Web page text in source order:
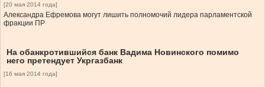
[20 мая 2014 года]
Александра Ефремова могут лишить полномочий лидера парламентской
фракции ПР
На обанкротившийся банк Вадима Новинского помимо
него претендует Укргазбанк
[16 мая 2014 года]